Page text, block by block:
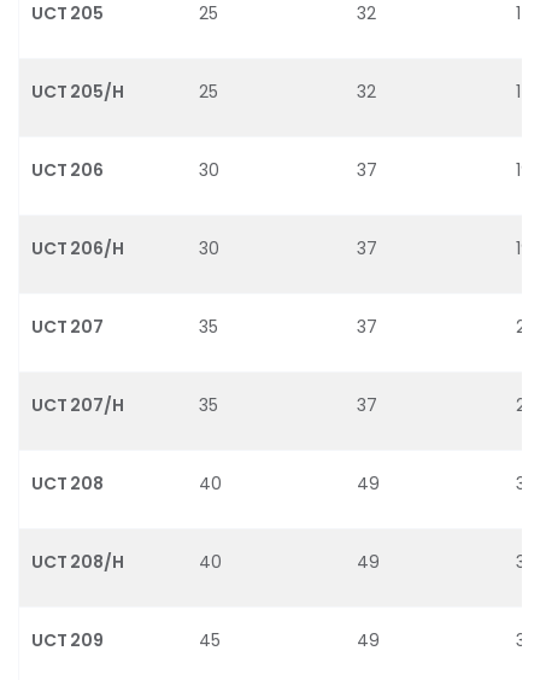
UCT 205 25 32 14
UCT 205/H 25 32 14
UCT 206 30 37
UCT 206/H 30 37
UCT 207 35 37
UCT 207/H 35 37
UCT 208 40 49
UCT 208/H 40 49
UCT 209 45 49